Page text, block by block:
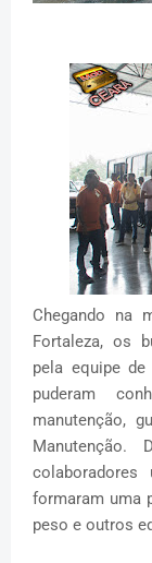
Chegando na
Fortaleza, os
pela equipe
puderam
manutenção,
formaram uma
peso e outros